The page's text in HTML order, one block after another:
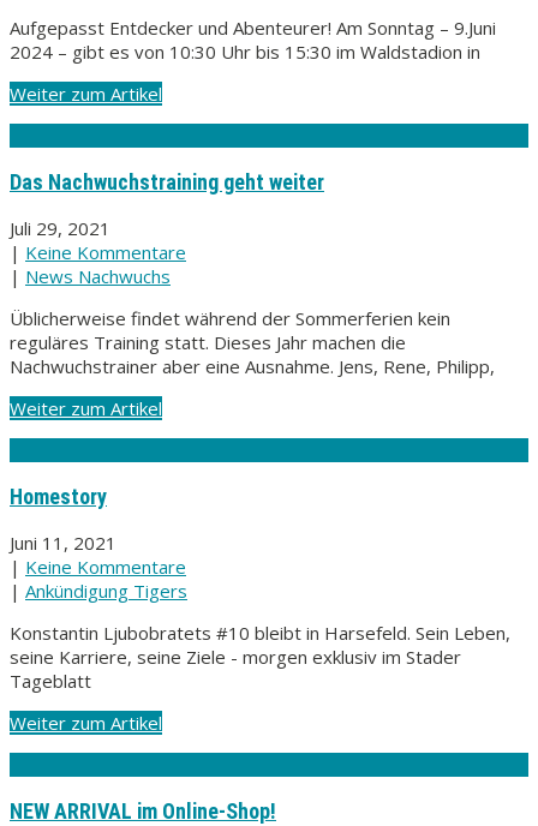
Aufgepasst Entdecker und Abenteurer! Am Sonntag – 9.Juni
2024 – gibt es von 10:30 Uhr bis 15:30 im Waldstadion in
Weiter zum Artikel
Das Nachwuchstraining geht weiter
Juli 29, 2021
| Keine Kommentare
| News Nachwuchs
Üblicherweise findet während der Sommerferien kein
reguläres Training statt. Dieses Jahr machen die
Nachwuchstrainer aber eine Ausnahme. Jens, Rene, Philipp,
Weiter zum Artikel
Homestory
Juni 11, 2021
| Keine Kommentare
| Ankündigung Tigers
Konstantin Ljubobratets #10 bleibt in Harsefeld. Sein Leben,
seine Karriere, seine Ziele - morgen exklusiv im Stader
Tageblatt
Weiter zum Artikel
NEW ARRIVAL im Online-Shop!